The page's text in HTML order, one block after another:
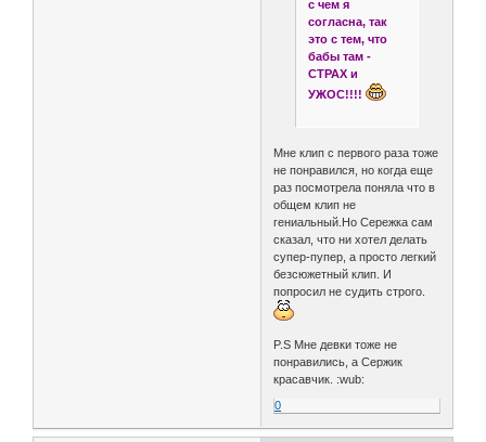
с чем я
согласна, так
это с тем, что
бабы там -
СТРАХ и
УЖОС!!!!
Мне клип с первого раза тоже
не понравился, но когда еще
раз посмотрела поняла что в
общем клип не
гениальный.Но Сережка сам
сказал, что ни хотел делать
супер-пупер, а просто легкий
безсюжетный клип. И
попросил не судить строго.
P.S Мне девки тоже не
понравились, а Сержик
красавчик. :wub:
0